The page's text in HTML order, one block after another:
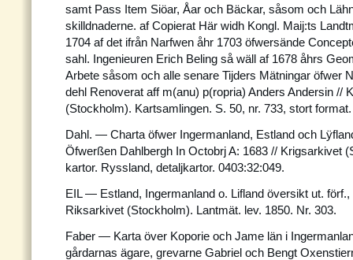
samt Pass Item Siöar, Åar och Bäckar, såsom och
skilldnaderne. af Copierat Här widh Kongl. Maij:ts
1704 af det ifrån Narfwen åhr 1703 öfwersände
sahl. Ingenieuren Erich Beling så wäll af 1678 åhrs
Arbete såsom och alle senare Tijders Mätningar öfwer
dehl Renoverat aff m(anu) p(ropria) Anders Andersin //
(Stockholm). Kartsamlingen. S. 50, nr. 733, stort format.
Dahl. — Charta öfwer Ingermanland, Estland och
Öfwerßen Dahlbergh In Octobrj A: 1683 // Krigsarkivet
kartor. Ryssland, detaljkartor. 0403:32:049.
EIL — Estland, Ingermanland o. Lifland översikt ut.
Riksarkivet (Stockholm). Lantmät. lev. 1850. Nr. 303.
Faber — Karta över Koporie och Jame län i
gårdarnas ägare, grevarne Gabriel och Bengt